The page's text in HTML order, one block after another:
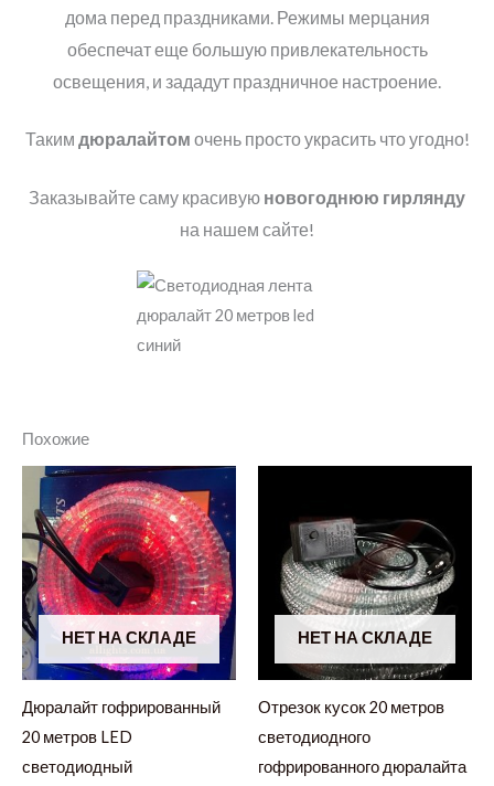
дома перед праздниками. Режимы мерцания
обеспечат еще большую привлекательность
освещения, и зададут праздничное настроение.
Таким дюралайтом очень просто украсить что угодно!
Заказывайте саму красивую новогоднюю гирлянду
на нашем сайте!
Похожие
НЕТ НА СКЛАДЕ
Дюралайт гофрированный
20 метров LED
светодиодный
НЕТ НА СКЛАДЕ
Отрезок кусок 20 метров
светодиодного
гофрированного дюралайта